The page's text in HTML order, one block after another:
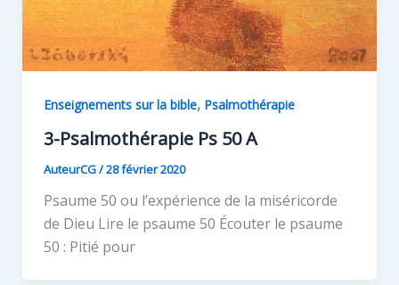
Enseignements sur la bible, Psalmothérapie
3-Psalmothérapie Ps 50 A
AuteurCG/28 février 2020
Psaume 50 ou l’expérience de la miséricorde
de Dieu Lire le psaume 50 Écouter le psaume
50 : Pitié pour